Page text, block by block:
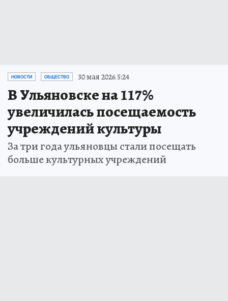
НОВОСТИ ОБЩЕСТВО 30 мая 2026 5:24
В Ульяновске на 117%
увеличилась посещаемость
учреждений культуры
За три года ульяновцы стали посещать
больше культурных учреждений